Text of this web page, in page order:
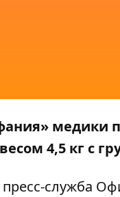
медики
4,5 кг с
пресс-служба